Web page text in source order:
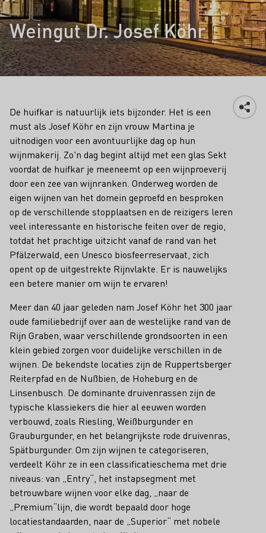
Weingut Dr. Josef Köhr
De huifkar is natuurlijk iets bijzonder. Het is een
must als Josef Köhr en zijn vrouw Martina je
uitnodigen voor een avontuurlijke dag op hun
wijnmakerij. Zo'n dag begint altijd met een glas Sekt
voordat de huifkar je meeneemt op een wijnproeverij
door een zee van wijnranken. Onderweg worden de
eigen wijnen van het domein geproefd en besproken
op de verschillende stopplaatsen en de reizigers leren
veel interessante en historische feiten over de regio,
totdat het prachtige uitzicht vanaf de rand van het
Pfälzerwald, een Unesco biosfeerreservaat, zich
opent op de uitgestrekte Rijnvlakte. Er is nauwelijks
een betere manier om wijn te ervaren!
Meer dan 40 jaar geleden nam Josef Köhr het 300 jaar
oude familiebedrijf over aan de westelijke rand van de
Rijn Graben, waar verschillende grondsoorten in een
klein gebied zorgen voor duidelijke verschillen in de
wijnen. De bekendste locaties zijn de Ruppertsberger
Reiterpfad en de Nußbien, de Hoheburg en de
Linsenbusch. De dominante druivenrassen zijn de
typische klassiekers die hier al eeuwen worden
verbouwd, zoals Riesling, Weißburgunder en
Grauburgunder, en het belangrijkste rode druivenras,
Spätburgunder. Om zijn wijnen te categoriseren,
verdeelt Köhr ze in een classificatieschema met drie
niveaus: van „Entry“, het instapsegment met
betrouwbare wijnen voor elke dag, „naar de
„Premium“lijn, die wordt bepaald door hoge
locatiestandaarden, naar de „Superior“ met nobele